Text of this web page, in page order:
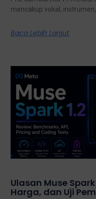
mencakup vokal,
Baca Lebih Lanjut
Ulasan Muse Spark
Harga, dan Uji